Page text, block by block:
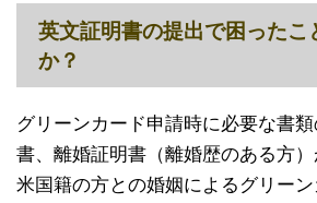
英文証明書の提出で困ったこ
か？
グリーンカード申請時に必要な書
書、離婚証明書（離婚歴のある方）
米国籍の方との婚姻によるグリー